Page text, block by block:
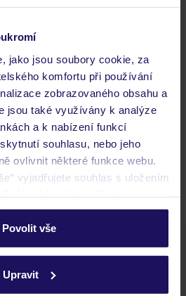
jako jsou soubory cookie, za
komfortu při používání
zobrazovaného obsahu a
jsou také využívány k analýze
a k nabízení funkcí
souhlasu, nebo jeho
ovlivnit některé funkce webu.
vyjadřujete souhlas s uložením
cookie naleznete v
Povolit vše
Upravit
při cestování?
po příjezdu do hotelu?
zavazadel?
další
aplikaci TUI
a možnost jejich sdílení